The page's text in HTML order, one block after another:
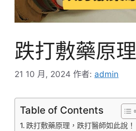
跌打敷藥原理
21 10 月, 2024 作者: admin
Table of Contents
跌打敷藥原理，跌打醫師如此說！